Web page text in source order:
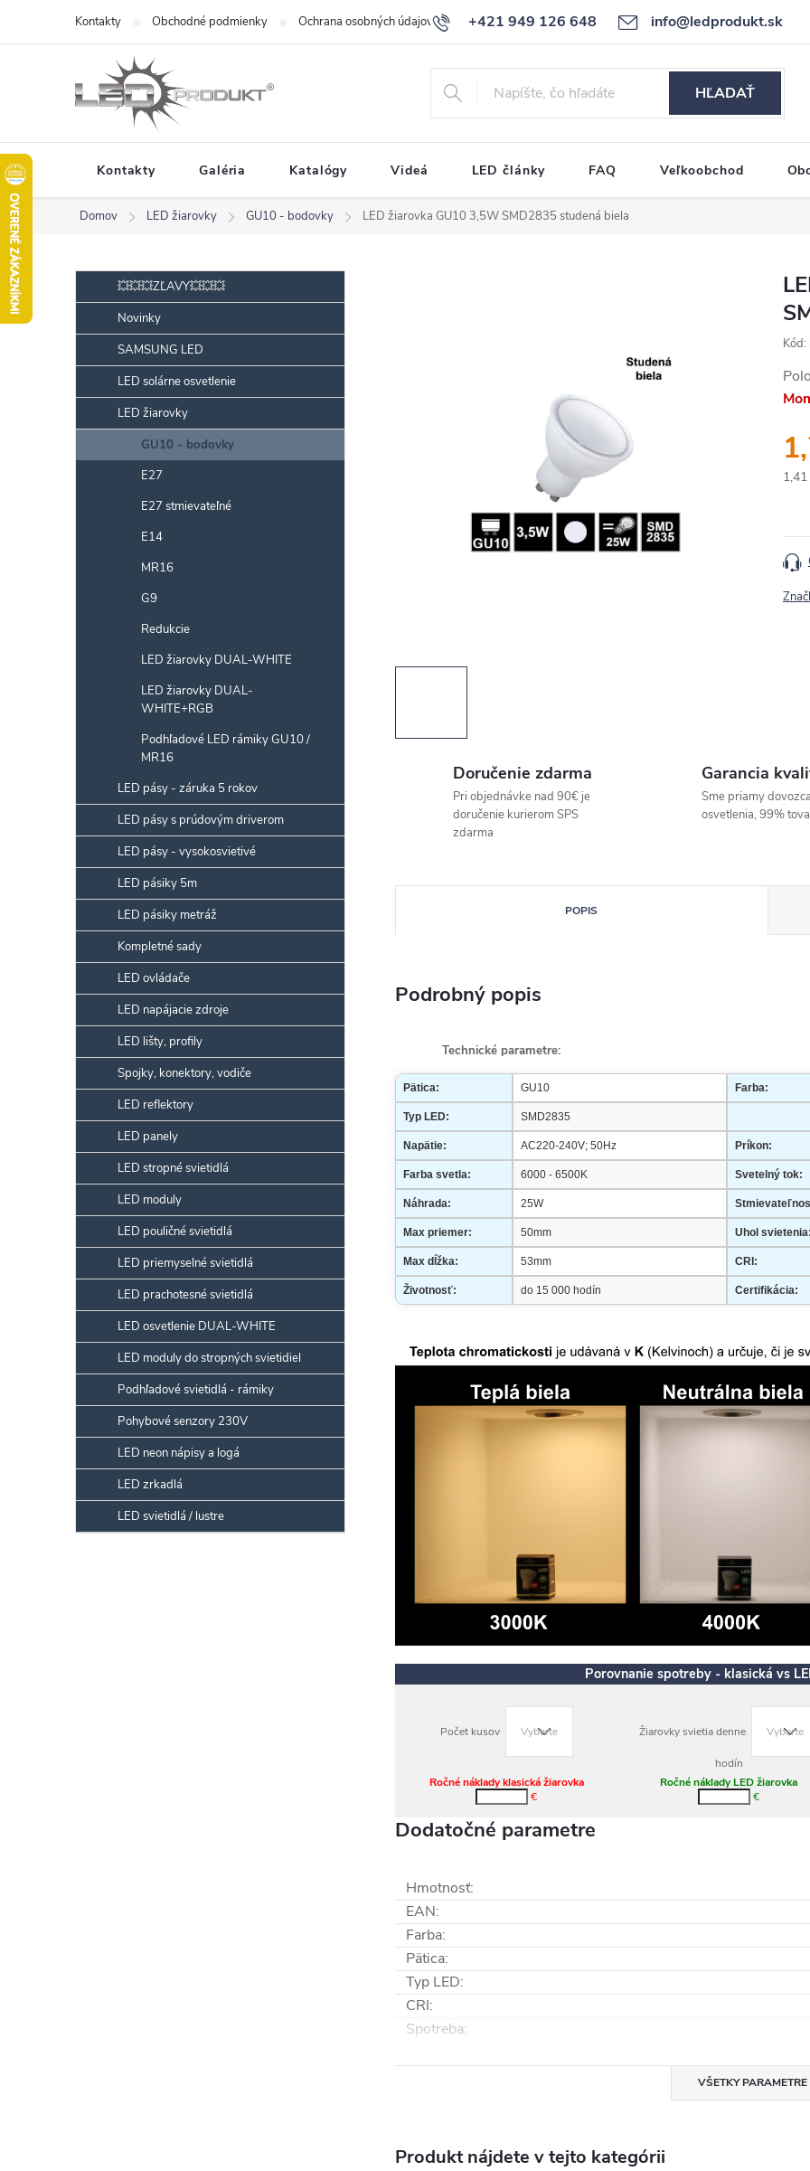
obsah
+421 949 126 648 info@ledprodukt.sk
Kontakty Obchodné podmienky Ochrana osobných údajov Reklamačný poriadok
HĽADAŤ
Kontakty Galéria Katalógy Videá LED články FAQ Veľkoobchod
Domov LED žiarovky GU10 - bodovky LED žiarovka GU10 3,5W SMD2835 studená biela
o
č
n
a
n
Preskočiť
kategórie💥💥💥ZĽAVY💥💥💥
Novinky
SAMSUNG LED
LED solárne osvetlenie
LED žiarovky
GU10 - bodovky
E27
E27 stmievateľné
E14
MR16
G9
Redukcie
LED žiarovky DUAL-WHITE
LED žiarovky DUAL-
WHITE+RGB
Podhľadové LED rámiky GU10 /
MR16
LED pásy - záruka 5 rokov
LED pásy s prúdovým driverom
LED pásy - vysokosvietivé
LED pásiky 5m
LED pásiky metráž
Kompletné sady
LED ovládače
LED napájacie zdroje
LED lišty, profily
Spojky, konektory, vodiče
LED reflektory
LED panely
LED stropné svietidlá
LED moduly
LED pouličné svietidlá
LED priemyselné svietidlá
LED prachotesné svietidlá
LED osvetlenie DUAL-WHITE
LED moduly do stropných svietidiel
Podhľadové svietidlá - rámiky
Pohybové senzory 230V
LED neon nápisy a logá
LED zrkadlá
LED svietidlá / lustre
Kód:
Doručenie zdarma
Pri objednávke nad 90€ je
doručenie kurierom SPS
zdarma
Garancia
Sme priamy
osvetlenia, 99%
POPIS
Podrobný popis
Technické parametre:
Pätica: GU10 Farba:
Typ LED: SMD2835
Napätie: AC220-240V; 50Hz Príkon:
Farba svetla: 6000 - 6500K Svetelný tok:
Náhrada: 25W
Max priemer: 50mm Uhol svietenia:
Max dĺžka: 53mm CRI:
Životnosť: do 15 000 hodín Certifikácia:
Porovnanie spotreby - klasická vs
Počet kusov Žiarovky svietia denne
hodín
Ročné náklady klasická žiarovka
€
Ročné náklady LED žiarovka
€
Dodatočné parametre
Hmotnosť:
EAN:
Farba:
Pätica:
Typ LED:
CRI:
Spotreba:
VŠETKY PARAMETRE
Produkt nájdete v tejto kategórii